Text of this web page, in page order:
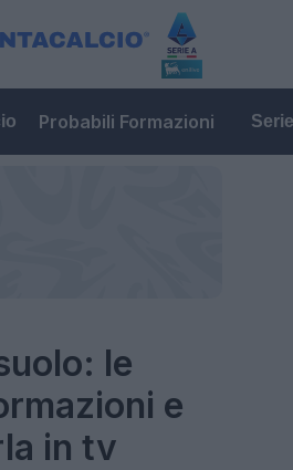
Probabili Formazioni
le
e
in tv